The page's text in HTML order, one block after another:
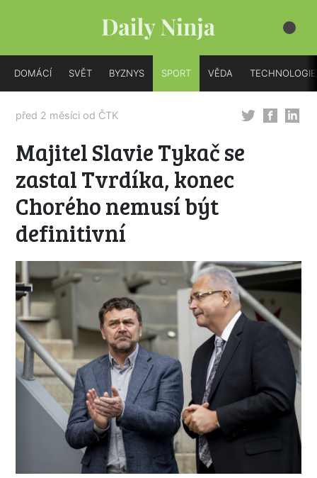
DOMÁCÍ SVĚT BYZNYS SPORT VĚDA TECHNOLOGIE
před 2 měsíci od ČTK
Majitel Slavie Tykač se
zastal Tvrdíka, konec
Chorého nemusí být
definitivní